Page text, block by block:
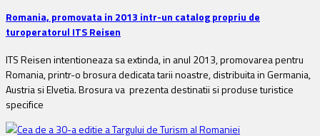
Romania, promovata in 2013 intr-un catalog propriu de
turoperatorul ITS Reisen
ITS Reisen intentioneaza sa extinda, in anul 2013, promovarea pentru
Romania, printr-o brosura dedicata tarii noastre, distribuita in Germania,
Austria si Elvetia. Brosura va prezenta destinatii si produse turistice
specifice